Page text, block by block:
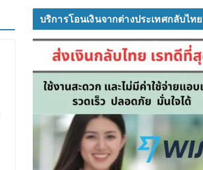
บริการโอนเงินจากต่างประเทศกลับไทย